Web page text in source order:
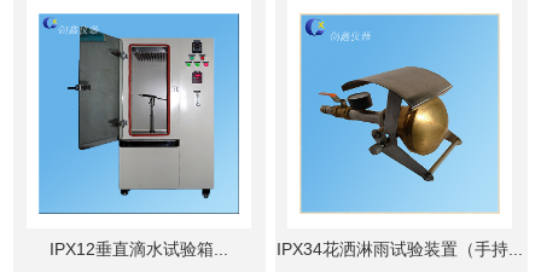
IPX12垂直滴水试验箱... IPX34花洒淋雨试验装置（手持...